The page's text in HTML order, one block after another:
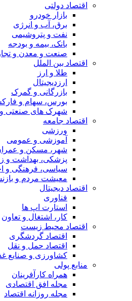
اقتصاد دولتی
بازار خودرو
برق، آب و انرژی
نفت و پتروشیمی
بانک، بیمه و بودجه
صنعت و معدن و
اقتصاد بین الملل
طلا و ارز
ارزدیجیتال
بازرگانی و گمرک
بورس، سهام و
شهرک های صنعتی و
اقتصاد جامعه
ورزشی
آموزشی و عمومی
شهر، مسکن و
پزشکی، بهداشت و
سیاسی، فرهنگی و
معیشت مردم و
اقتصاد دیجیتال
فناوری
استارت اپ ها
کار، اشتغال و تعاون
اقتصاد محیط زیست
اقتصاد گردشگری
اقتصاد حمل و نقل
کشاورزی و صنایع
منابع پولی
همراه کارآفرینان
مجله افق اقتصادی
مجله روزانه اقتصاد